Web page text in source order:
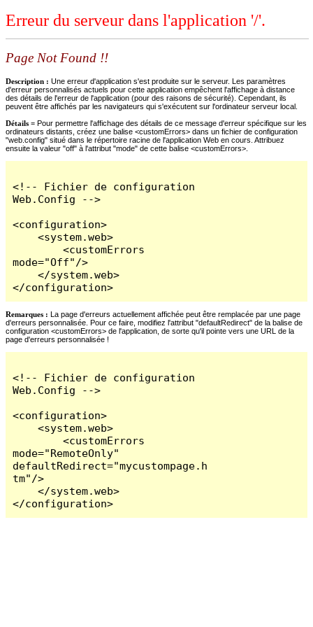
Erreur du serveur dans l'application '/'.
Page Not Found !!
Description : Une erreur d'application s'est produite sur le serveur. Les paramètres
d'erreur personnalisés actuels pour cette application empêchent l'affichage à distance
des détails de l'erreur de l'application (pour des raisons de sécurité). Cependant, ils
peuvent être affichés par les navigateurs qui s'exécutent sur l'ordinateur serveur local.
Détails = Pour permettre l'affichage des détails de ce message d'erreur spécifique sur les
ordinateurs distants, créez une balise <customErrors> dans un fichier de configuration
"web.config" situé dans le répertoire racine de l'application Web en cours. Attribuez
ensuite la valeur "off" à l'attribut "mode" de cette balise <customErrors>.
<!-- Fichier de configuration
Web.Config -->
<configuration>
    <system.web>
        <customErrors
mode="Off"/>
    </system.web>
</configuration>
Remarques : La page d'erreurs actuellement affichée peut être remplacée par une page
d'erreurs personnalisée. Pour ce faire, modifiez l'attribut "defaultRedirect" de la balise de
configuration <customErrors> de l'application, de sorte qu'il pointe vers une URL de la
page d'erreurs personnalisée !
<!-- Fichier de configuration
Web.Config -->
<configuration>
    <system.web>
        <customErrors
mode="RemoteOnly"
defaultRedirect="mycustompage.h
tm"/>
    </system.web>
</configuration>